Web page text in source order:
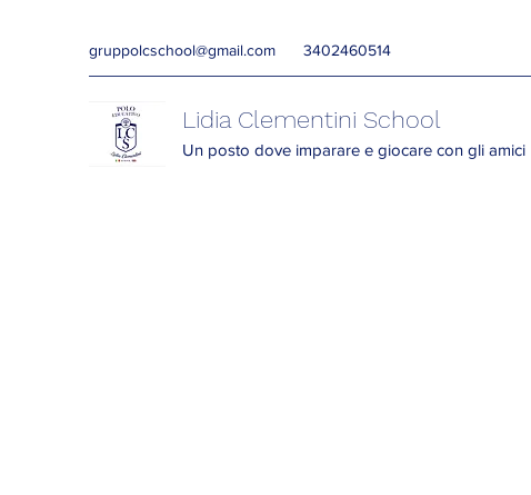
gruppolcschool@gmail.com 3402460514
Lidia Clementini School
Un posto dove imparare e giocare con gli amici